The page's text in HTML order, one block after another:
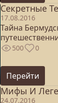
Секретные
17.08.2016
Тайна
500 0
Перейти
Мифы И
24.07.2016